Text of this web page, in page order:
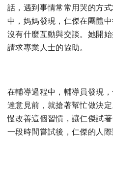
話，遇到事情常常用哭的方
中，媽媽發現，仁傑在團體
沒有什麼互動與交談。她開
請求專業人士的協助。
在輔導過程中，輔導員發現
達意見前，就搶著幫忙做決
慢改善這個習慣，讓仁傑試
一段時間嘗試後，仁傑的人際